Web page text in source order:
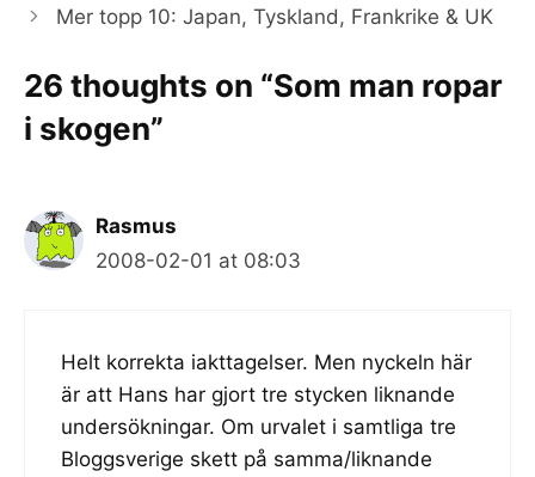
Mer topp 10: Japan, Tyskland, Frankrike & UK
26 thoughts on “Som man ropar
i skogen”
Rasmus
2008-02-01 at 08:03
Helt korrekta iakttagelser. Men nyckeln här
är att Hans har gjort tre stycken liknande
undersökningar. Om urvalet i samtliga tre
Bloggsverige skett på samma/liknande